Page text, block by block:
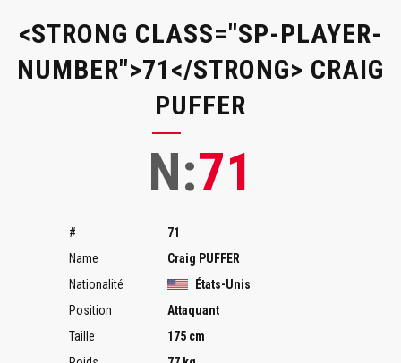
<STRONG CLASS="SP-PLAYER-
NUMBER">71</STRONG> CRAIG
PUFFER
N:71
#
71
Name
Craig PUFFER
Nationalité
États-Unis
Position
Attaquant
Taille
175 cm